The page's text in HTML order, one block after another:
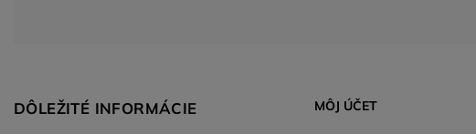
DÔLEŽITÉ INFORMÁCIE MÔJ ÚČET